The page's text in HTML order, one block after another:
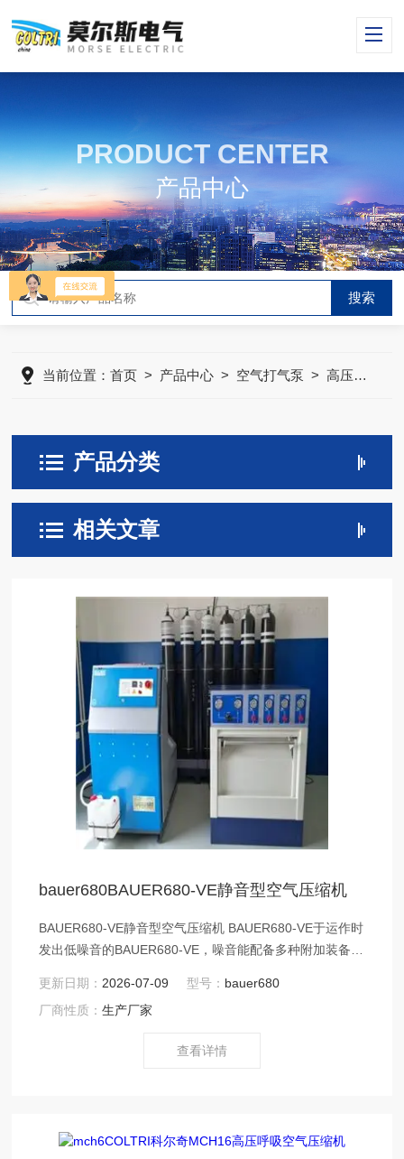
PRODUCT CENTER
产品中心
当前位置：首页 > 产品中心 > 空气打气泵 >高压空气压缩机
产品分类
相关文章
bauer680BAUER680-VE静音型空气压缩机
BAUER680-VE静音型空气压缩机 BAUER680-VE于运作时
发出低噪音的BAUER680-VE，噪音能配备多种附加装备以
器，从而达到不同输出作用。为人们解决了升级程序繁复
的烦恼。
更新日期： 2026-07-09 型号： bauer680
厂商性质：生产厂家
查看详情